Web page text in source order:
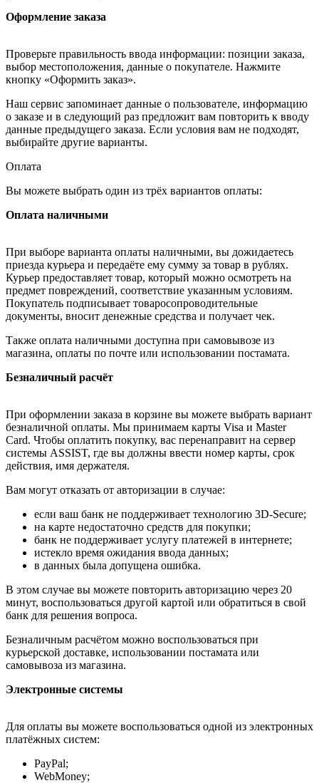
Оформление заказа
Проверьте правильность ввода информации: позиции заказа,
выбор местоположения, данные о покупателе. Нажмите
кнопку «Оформить заказ».
Наш сервис запоминает данные о пользователе, информацию
о заказе и в следующий раз предложит вам повторить к вводу
данные предыдущего заказа. Если условия вам не подходят,
выбирайте другие варианты.
Оплата
Вы можете выбрать один из трёх вариантов оплаты:
Оплата наличными
При выборе варианта оплаты наличными, вы дожидаетесь
приезда курьера и передаёте ему сумму за товар в рублях.
Курьер предоставляет товар, который можно осмотреть на
предмет повреждений, соответствие указанным условиям.
Покупатель подписывает товаросопроводительные
документы, вносит денежные средства и получает чек.
Также оплата наличными доступна при самовывозе из
магазина, оплаты по почте или использовании постамата.
Безналичный расчёт
При оформлении заказа в корзине вы можете выбрать вариант
безналичной оплаты. Мы принимаем карты Visa и Master
Card. Чтобы оплатить покупку, вас перенаправит на сервер
системы ASSIST, где вы должны ввести номер карты, срок
действия, имя держателя.
Вам могут отказать от авторизации в случае:
если ваш банк не поддерживает технологию 3D-Secure;
на карте недостаточно средств для покупки;
банк не поддерживает услугу платежей в интернете;
истекло время ожидания ввода данных;
в данных была допущена ошибка.
В этом случае вы можете повторить авторизацию через 20
минут, воспользоваться другой картой или обратиться в свой
банк для решения вопроса.
Безналичным расчётом можно воспользоваться при
курьерской доставке, использовании постамата или
самовывоза из магазина.
Электронные системы
Для оплаты вы можете воспользоваться одной из электронных
платёжных систем:
PayPal;
WebMoney;